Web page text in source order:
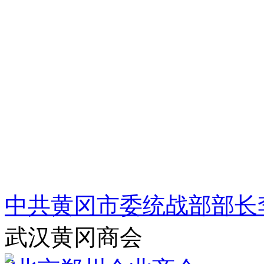
中共黄冈市委统战部部
武汉黄冈商会